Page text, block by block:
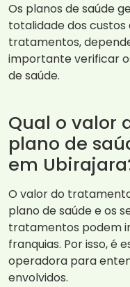
Os planos de saúde
totalidade dos custos
tratamentos,
importante verificar
de saúde.
Qual o valor
plano de
em
O valor do
plano de saúde e os
tratamentos podem
franquias. Por isso, é
operadora para
envolvidos.